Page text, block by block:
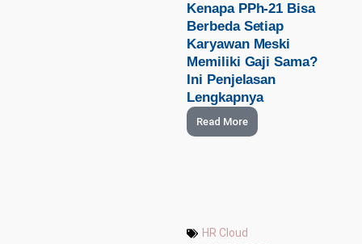
Kenapa PPh-21 Bisa
Berbeda Setiap
Karyawan Meski
Memiliki Gaji Sama?
Ini Penjelasan
Lengkapnya
Read More
HR Cloud